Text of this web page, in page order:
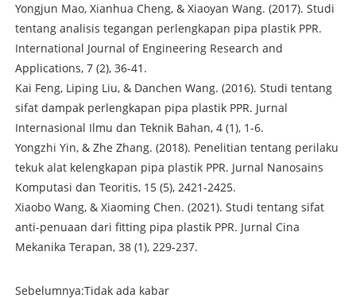
Yongjun Mao, Xianhua Cheng, & Xiaoyan Wang. (2017). Studi
tentang analisis tegangan perlengkapan pipa plastik PPR.
International Journal of Engineering Research and
Applications, 7 (2), 36-41.
Kai Feng, Liping Liu, & Danchen Wang. (2016). Studi tentang
sifat dampak perlengkapan pipa plastik PPR. Jurnal
Internasional Ilmu dan Teknik Bahan, 4 (1), 1-6.
Yongzhi Yin, & Zhe Zhang. (2018). Penelitian tentang perilaku
tekuk alat kelengkapan pipa plastik PPR. Jurnal Nanosains
Komputasi dan Teoritis, 15 (5), 2421-2425.
Xiaobo Wang, & Xiaoming Chen. (2021). Studi tentang sifat
anti-penuaan dari fitting pipa plastik PPR. Jurnal Cina
Mekanika Terapan, 38 (1), 229-237.
Sebelumnya:Tidak ada kabar